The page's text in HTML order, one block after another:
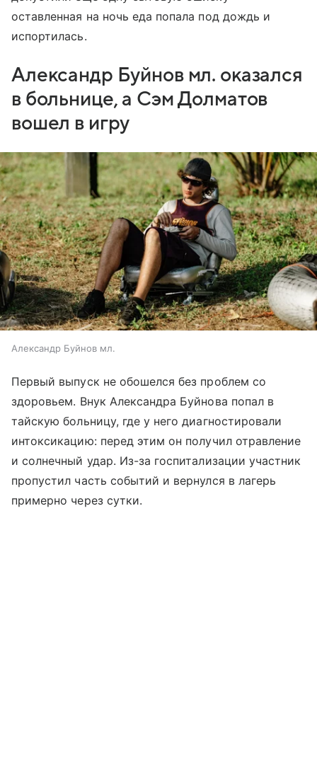
оставленная на ночь еда попала под дождь и
испортилась.
Александр Буйнов мл. оказался
в больнице, а Сэм Долматов
вошел в игру
Александр Буйнов мл.
Первый выпуск не обошелся без проблем со
здоровьем. Внук Александра Буйнова попал в
тайскую больницу, где у него диагностировали
интоксикацию: перед этим он получил отравление
и солнечный удар. Из-за госпитализации участник
пропустил часть событий и вернулся в лагерь
примерно через сутки.